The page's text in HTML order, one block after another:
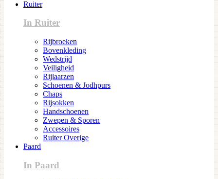
Ruiter
In Ruiter
Rijbroeken
Bovenkleding
Wedstrijd
Veiligheid
Rijlaarzen
Schoenen & Jodhpurs
Chaps
Rijsokken
Handschoenen
Zwepen & Sporen
Accessoires
Ruiter Overige
Paard
In Paard